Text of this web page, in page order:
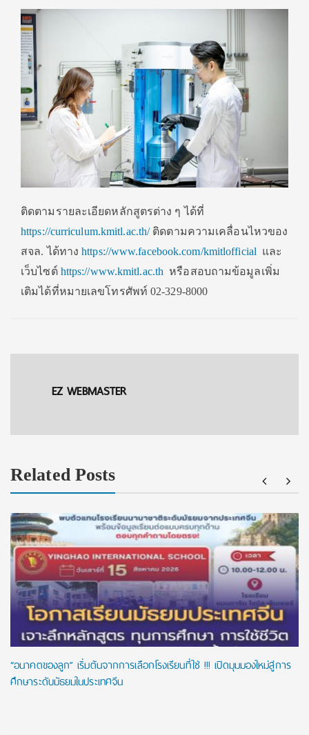
ติดตามรายละเอียดหลักสูตรต่าง ๆ ได้ที่
https://curriculum.kmitl.ac.th/ติดตามความเคลื่อนไหวของ
สจล. ได้ทางhttps://www.facebook.com/kmitlofficial และ
เว็บไซต์ https://www.kmitl.ac.th หรือสอบถามข้อมูลเพิ่ม
เติมได้ที่หมายเลขโทรศัพท์ 02-329-8000
EZ WEBMASTER
Related Posts
“อนาคตของลูก” เริ่มต้นจากการเลือกโรงเรียนที่ใช่ !!! เปิดมุมมองใหม่สู่การ
ศึกษาระดับมัธยมในประเทศจีน